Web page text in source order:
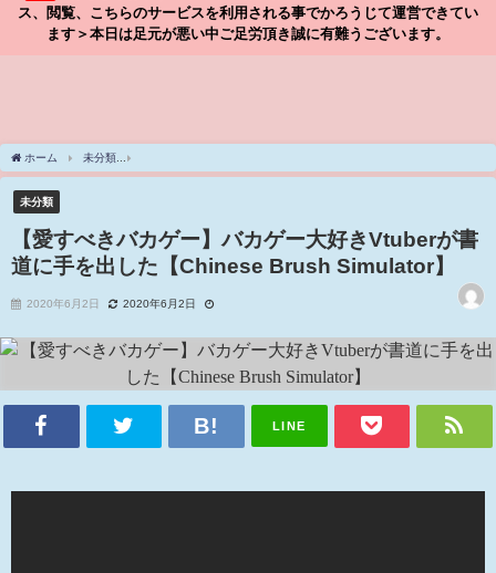
ス、閲覧、こちらのサービスを利用される事でかろうじて運営できてい
ます＞本日は足元が悪い中ご足労頂き誠に有難うございます。
ホーム 未分類
未分類
【愛すべきバカゲー】バカゲー大好きVtuberが書
道に手を出した【Chinese Brush Simulator】
2020年6月2日 2020年6月2日
LINE